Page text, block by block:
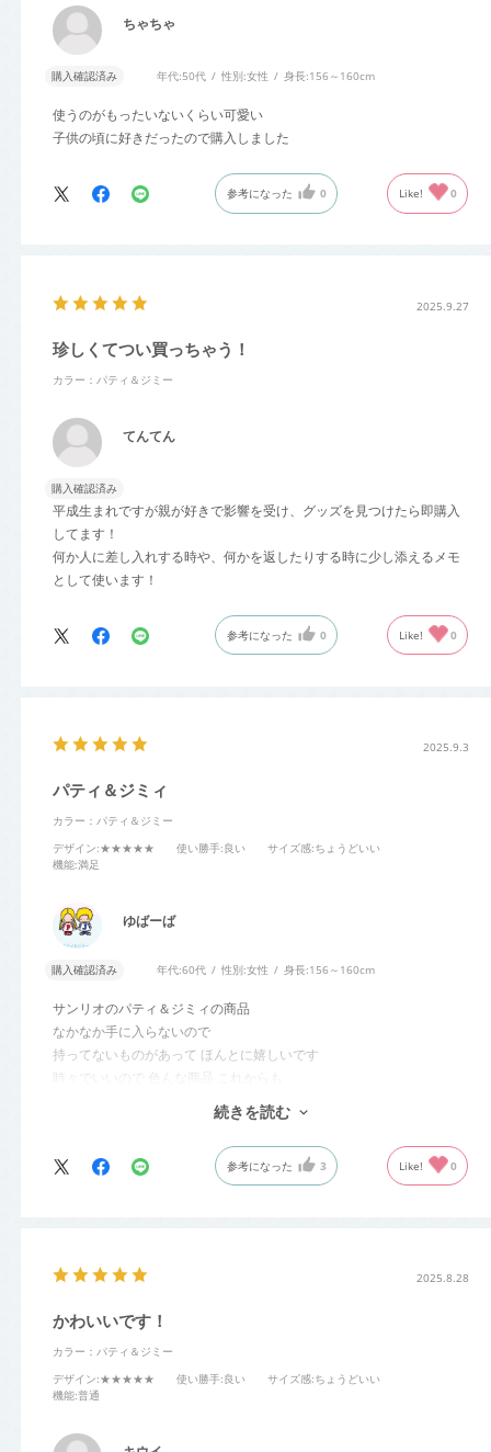
ちゃちゃ
購入確認済み 年代:50代 性別:女性 身長:156～160cm
使うのがもったいないくらい可愛い
子供の頃に好きだったので購入しました
参考になった 0 Like! 0
2025.9.27
珍しくてつい買っちゃう！
カラー：パティ＆ジミー
てんてん
購入確認済み
平成生まれですが親が好きで影響を受け、グッズを見つけたら即購入
してます！
何か人に差し入れする時や、何かを返したりする時に少し添えるメモ
として使います！
参考になった 0 Like! 0
2025.9.3
パティ＆ジミィ
カラー：パティ＆ジミー
デザイン:★★★★★ 使い勝手:良い サイズ感:ちょうどいい
機能:満足
ゆばーば
購入確認済み 年代:60代 性別:女性 身長:156～160cm
サンリオのパティ＆ジミィの商品
なかなか手に入らないので
持ってないものがあって ほんとに嬉しいです
時々でいいので 色んな商品 これからも
続きを読む
参考になった 3 Like! 0
2025.8.28
かわいいです！
カラー：パティ＆ジミー
デザイン:★★★★★ 使い勝手:良い サイズ感:ちょうどいい
機能:普通